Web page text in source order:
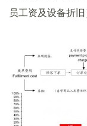
员工资及设备折旧